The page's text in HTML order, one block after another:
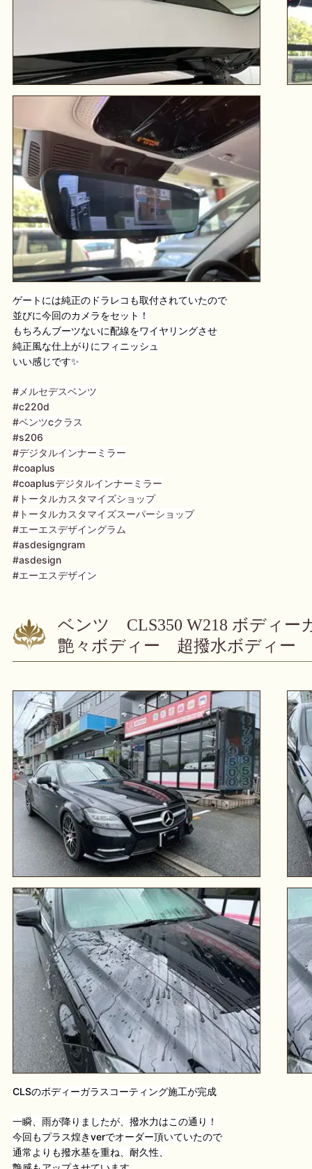
ゲートには純正のドラレコも取付されていたので
並びに今回のカメラをセット！
もちろんブーツないに配線をワイヤリングさせ
純正風な仕上がりにフィニッシュ
いい感じです✨
#メルセデスベンツ
#c220d
#ベンツcクラス
#s206
#デジタルインナーミラー
#coaplus
#coaplusデジタルインナーミラー
#トータルカスタマイズショップ
#トータルカスタマイズスーパーショップ
#エーエスデザイングラム
#asdesigngram
#asdesign
#エーエスデザイン
ベンツ CLS350 W218 ボディ
艶々ボディー 超撥水ボディー
CLSのボディーガラスコーティング施工が完成
一瞬、雨が降りましたが、撥水力はこの通り！
今回もプラス煌きverでオーダー頂いていたので
通常よりも撥水基を重ね、耐久性、